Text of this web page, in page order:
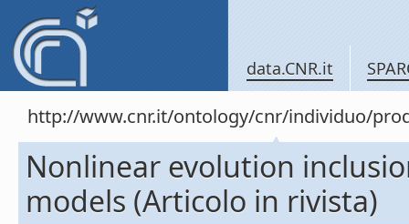
data.CNR.it
http://www.cnr.it/ontology/cnr/individuo/
Nonlinear evolution
models (Articolo in rivista)